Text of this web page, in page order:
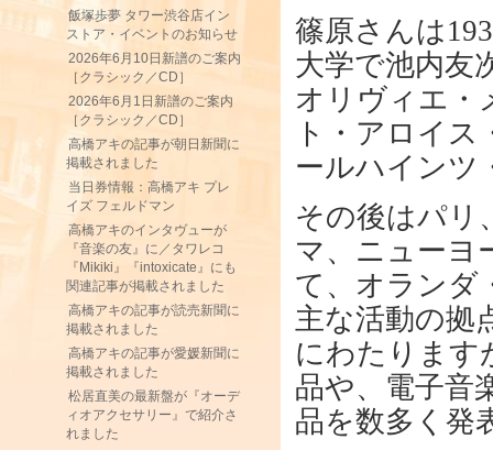
飯塚歩夢 タワー渋谷店イン
ストア・イベントのお知らせ
2026年6月10日新譜のご案内
［クラシック／CD］
2026年6月1日新譜のご案内
［クラシック／CD］
高橋アキの記事が朝日新聞に
掲載されました
当日券情報：高橋アキ プレ
イズ フェルドマン
高橋アキのインタヴューが
『音楽の友』に／タワレコ
『Mikiki』『intoxicate』にも
関連記事が掲載されました
高橋アキの記事が読売新聞に
掲載されました
高橋アキの記事が愛媛新聞に
掲載されました
松居直美の最新盤が『オーデ
ィオアクセサリー』で紹介さ
れました
篠原さんは
大学で池内友
オリヴィエ・
ト・アロイ
ールハインツ
その後はパリ
マ、ニューヨ
て、オランダ
主な活動の拠
にわたります
品や、電子音
品を数多く発